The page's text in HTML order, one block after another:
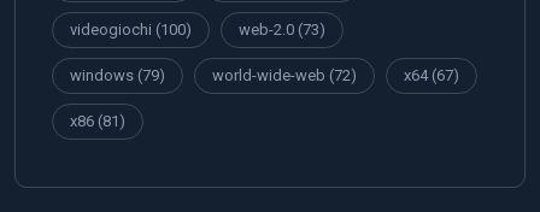
videogiochi (100) web-2.0 (73)
windows (79) world-wide-web (72) x64(67)
x86 (81)